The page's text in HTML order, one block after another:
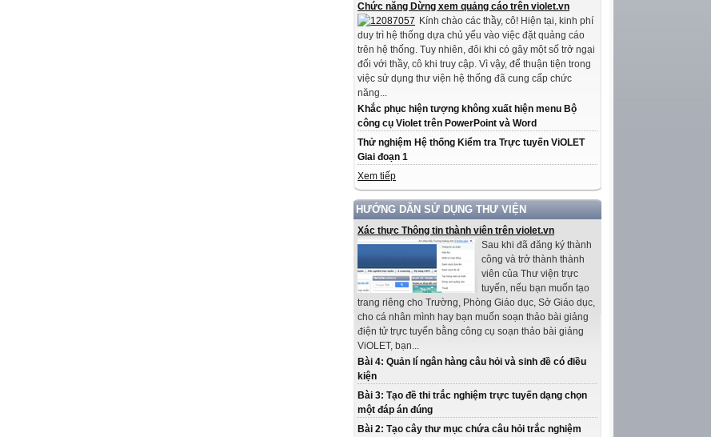
Chức năng Dừng xem quảng cáo trên violet.vn
Kính chào các thầy, cô! Hiện tại, kinh phí
duy trì hệ thống dựa chủ yếu vào việc đặt quảng cáo
trên hệ thống. Tuy nhiên, đôi khi có gây một số trở ngại
đối với thầy, cô khi truy cập. Vì vậy, để thuận tiện trong
việc sử dụng thư viện hệ thống đã cung cấp chức
năng...
Khắc phục hiện tượng không xuất hiện menu Bộ
công cụ Violet trên PowerPoint và Word
Thử nghiệm Hệ thống Kiểm tra Trực tuyến ViOLET
Giai đoạn 1
Xem tiếp
HƯỚNG DẪN SỬ DỤNG THƯ VIỆN
Xác thực Thông tin thành viên trên violet.vn
Sau khi đã đăng ký thành
công và trở thành thành
viên của Thư viện trực
tuyến, nếu bạn muốn tạo
trang riêng cho Trường, Phòng Giáo dục, Sở Giáo dục,
cho cá nhân mình hay bạn muốn soạn thảo bài giảng
điện tử trực tuyến bằng công cụ soạn thảo bài giảng
ViOLET, bạn...
Bài 4: Quản lí ngân hàng câu hỏi và sinh đề có điều
kiện
Bài 3: Tạo đề thi trắc nghiệm trực tuyến dạng chọn
một đáp án đúng
Bài 2: Tạo cây thư mục chứa câu hỏi trắc nghiệm